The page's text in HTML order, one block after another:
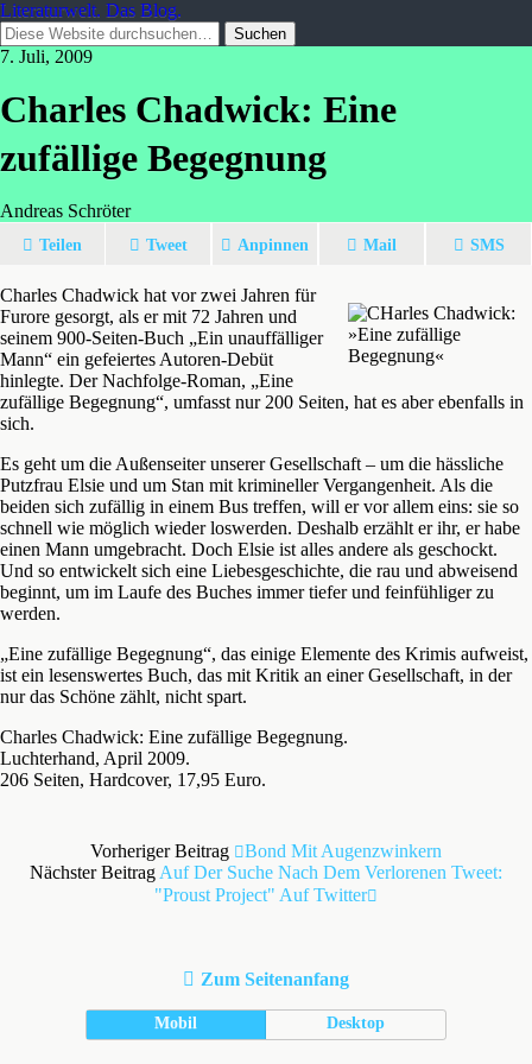
Literaturwelt. Das Blog.
7. Juli, 2009
Charles Chadwick: Eine
zufällige Begegnung
Andreas Schröter
Teilen Tweet Anpinnen Mail SMS
Charles Chadwick hat vor zwei Jahren für
Furore gesorgt, als er mit 72 Jahren und
seinem 900-Seiten-Buch „Ein unauffälliger
Mann“ ein gefeiertes Autoren-Debüt
hinlegte. Der Nachfolge-Roman, „Eine
zufällige Begegnung“, umfasst nur 200 Seiten, hat es aber ebenfalls in
sich.
Es geht um die Außenseiter unserer Gesellschaft – um die hässliche
Putzfrau Elsie und um Stan mit krimineller Vergangenheit. Als die
beiden sich zufällig in einem Bus treffen, will er vor allem eins: sie so
schnell wie möglich wieder loswerden. Deshalb erzählt er ihr, er habe
einen Mann umgebracht. Doch Elsie ist alles andere als geschockt.
Und so entwickelt sich eine Liebesgeschichte, die rau und abweisend
beginnt, um im Laufe des Buches immer tiefer und feinfühliger zu
werden.
„Eine zufällige Begegnung“, das einige Elemente des Krimis aufweist,
ist ein lesenswertes Buch, das mit Kritik an einer Gesellschaft, in der
nur das Schöne zählt, nicht spart.
Charles Chadwick: Eine zufällige Begegnung.
Luchterhand, April 2009.
206 Seiten, Hardcover, 17,95 Euro.
Vorheriger Beitrag
Bond Mit Augenzwinkern
Nächster Beitrag Auf Der Suche Nach Dem Verlorenen Tweet:
"Proust Project" Auf Twitter
Zum Seitenanfang
Mobil Desktop